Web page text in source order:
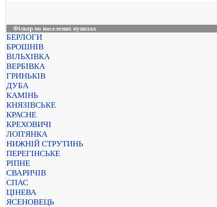
Фільтр по населених пунктах
БЕРЛОГИ
БРОШНІВ
ВІЛЬХІВКА
ВЕРБІВКА
ГРИНЬКІВ
ДУБА
КАМІНЬ
КНЯЗІВСЬКЕ
КРАСНЕ
КРЕХОВИЧІ
ЛОП'ЯНКА
НИЖНІЙ СТРУТИНЬ
ПЕРЕГІНСЬКЕ
РІПНЕ
СВАРИЧІВ
СПАС
ЦІНЕВА
ЯСЕНОВЕЦЬ